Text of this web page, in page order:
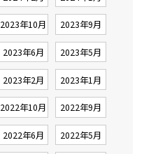
2023年10月 2023年9月
2023年6月 2023年5月
2023年2月 2023年1月
2022年10月 2022年9月
2022年6月 2022年5月